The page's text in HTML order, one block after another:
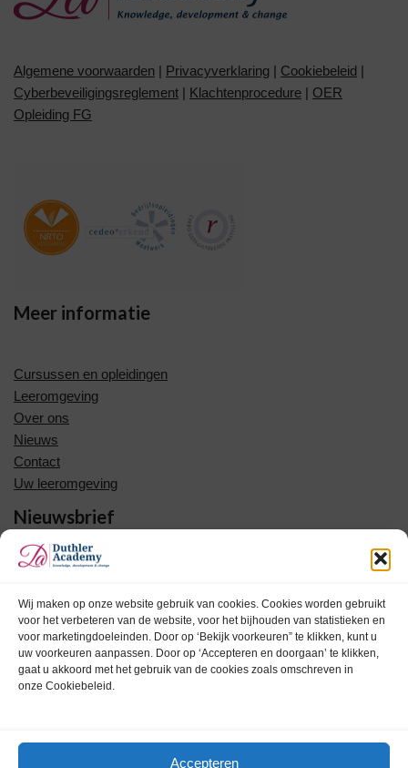
Wij maken op onze website gebruik van cookies. Cookies worden gebruikt
voor het verbeteren van de website, voor het bijhouden van statistieken en
voor marketingdoeleinden. Door op ‘Bekijk voorkeuren” te klikken, kunt u
uw voorkeuren aanpassen. Door op ‘Accepteren en doorgaan’ te klikken,
gaat u akkoord met het gebruik van de cookies zoals omschreven in
onze Cookiebeleid.
Accepteren
Algemene voorwaarden | Privacyverklaring | Cookiebeleid |
Cyberbeveiligingsreglement | Klachtenprocedure | OER
Opleiding FG
Meer informatie
Cursussen en opleidingen
Leeromgeving
Over ons
Nieuws
Contact
Uw leeromgeving
Nieuwsbrief
opleidingen en trainingen.
Uw voornaam
Uw achternaam